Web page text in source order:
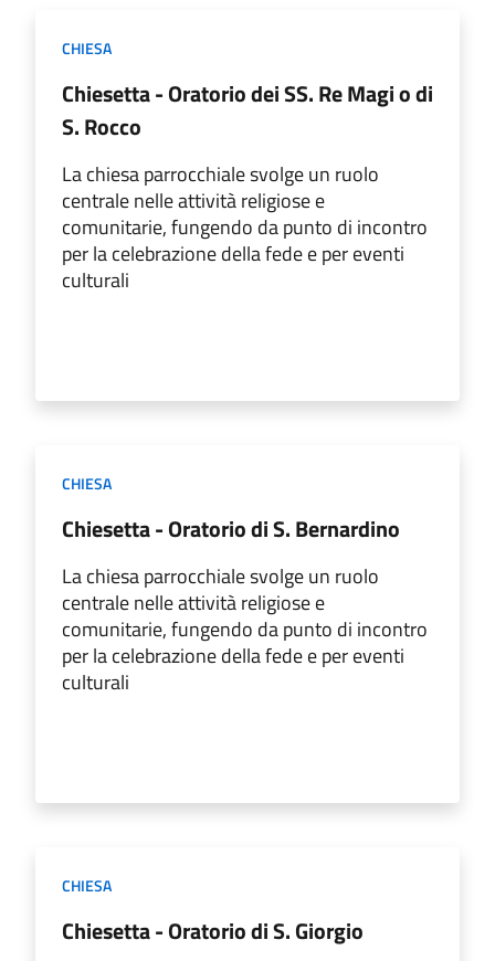
CHIESA
Chiesetta - Oratorio dei SS. Re Magi o di
S. Rocco
La chiesa parrocchiale svolge un ruolo
centrale nelle attività religiose e
comunitarie, fungendo da punto di incontro
per la celebrazione della fede e per eventi
culturali
CHIESA
Chiesetta - Oratorio di S. Bernardino
La chiesa parrocchiale svolge un ruolo
centrale nelle attività religiose e
comunitarie, fungendo da punto di incontro
per la celebrazione della fede e per eventi
culturali
CHIESA
Chiesetta - Oratorio di S. Giorgio